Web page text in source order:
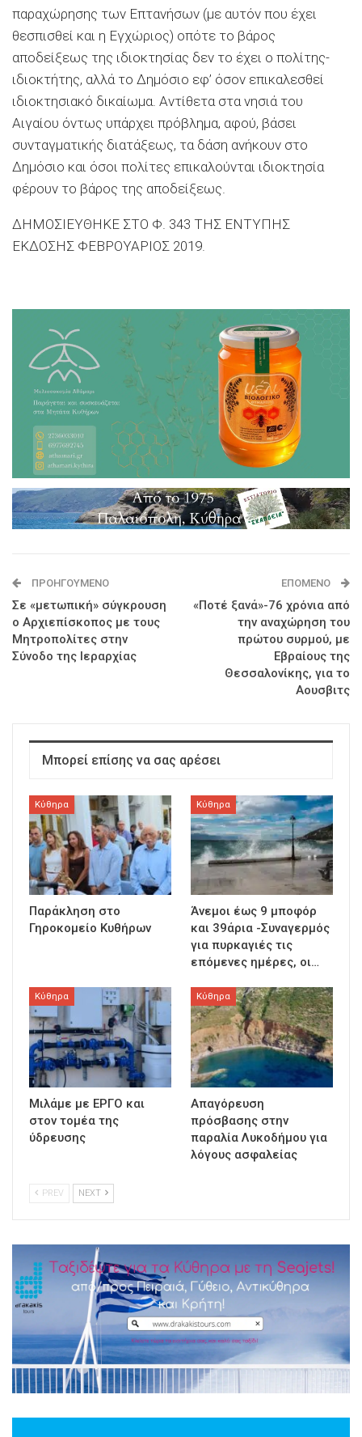
παραχώρησης των Επτανήσων (με αυτόν που έχει
θεσπισθεί και η Εγχώριος) οπότε το βάρος
αποδείξεως της ιδιοκτησίας δεν το έχει ο πολίτης-
ιδιοκτήτης, αλλά το Δημόσιο εφ’ όσον επικαλεσθεί
ιδιοκτησιακό δικαίωμα. Αντίθετα στα νησιά του
Αιγαίου όντως υπάρχει πρόβλημα, αφού, βάσει
συνταγματικής διατάξεως, τα δάση ανήκουν στο
Δημόσιο και όσοι πολίτες επικαλούνται ιδιοκτησία
φέρουν το βάρος της αποδείξεως.
ΔΗΜΟΣΙΕΥΘΗΚΕ ΣΤΟ Φ. 343 ΤΗΣ ΕΝΤΥΠΗΣ
ΕΚΔΟΣΗΣ ΦΕΒΡΟΥΑΡΙΟΣ 2019.
ΠΡΟΗΓΟΎΜΕΝΟ
Σε «μετωπική» σύγκρουση
ο Αρχιεπίσκοπος με τους
Μητροπολίτες στην
Σύνοδο της Ιεραρχίας
ΕΠΌΜΕΝΟ
«Ποτέ ξανά»-76 χρόνια από
την αναχώρηση του
πρώτου συρμού, με
Εβραίους της
Θεσσαλονίκης, για το
Αουσβιτς
Μπορεί επίσης να σας αρέσει
Κύθηρα
Παράκληση στο
Γηροκομείο Κυθήρων
Κύθηρα
Άνεμοι έως 9 μποφόρ
και 39άρια -Συναγερμός
για πυρκαγιές τις
επόμενες ημέρες, οι…
Κύθηρα
Μιλάμε με ΕΡΓΟ και
στον τομέα της
ύδρευσης
Κύθηρα
Απαγόρευση
πρόσβασης στην
παραλία Λυκοδήμου για
λόγους ασφαλείας
PREV NEXT